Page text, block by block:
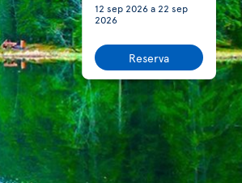
12 sep 2026a 22 sep
2026
Reserva